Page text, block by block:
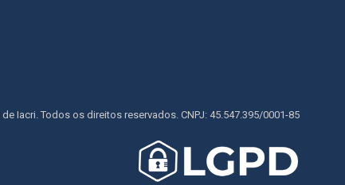
Iacri. Todos os direitos reservados. CNPJ: 45.547.395/0001-85